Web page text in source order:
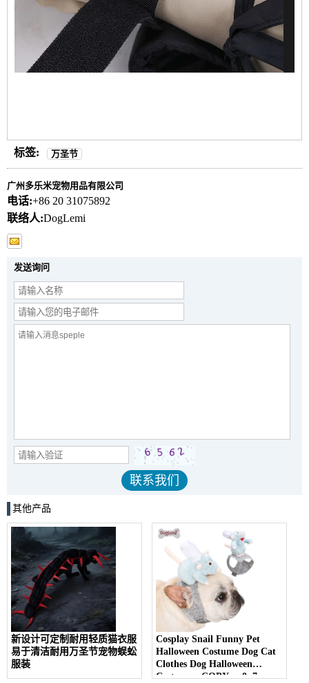
标签: 万圣节
广州多乐米宠物用品有限公司
电话:+86 20 31075892
联络人:DogLemi
发送询问
其他产品
新设计可定制耐用轻质猫衣服
易于清洁耐用万圣节宠物蜈蚣
服装
Cosplay Snail Funny Pet
Halloween Costume Dog Cat
Clothes Dog Halloween
Costume - COPY - r0p7ra